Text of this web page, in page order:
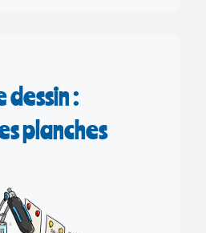
dessin :
planches